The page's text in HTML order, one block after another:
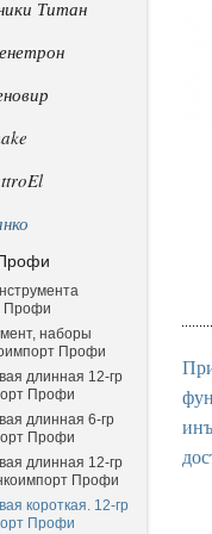
Титан
Профи
наборы
Профи
длинная 12-гр
Профи
длинная 6-гр
Профи
длинная 12-гр
Профи
короткая. 12-гр
Профи